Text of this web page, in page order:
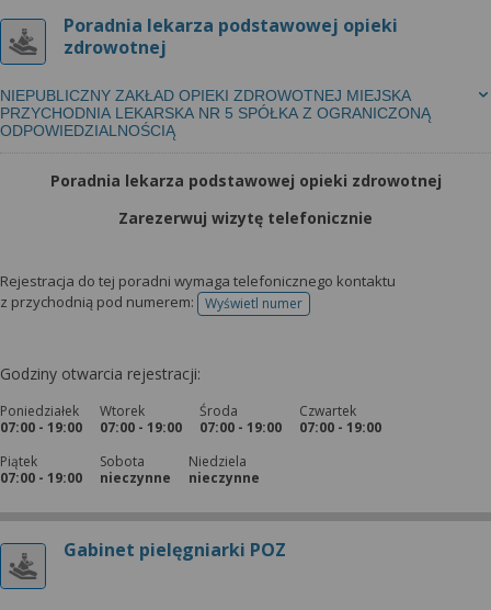
Poradnia lekarza podstawowej opieki
zdrowotnej
NIEPUBLICZNY ZAKŁAD OPIEKI ZDROWOTNEJ MIEJSKA
PRZYCHODNIA LEKARSKA NR 5 SPÓŁKA Z OGRANICZONĄ
ODPOWIEDZIALNOŚCIĄ
Poradnia lekarza podstawowej opieki zdrowotnej
Zarezerwuj wizytę telefonicznie
Rejestracja do tej poradni wymaga telefonicznego kontaktu
z przychodnią pod numerem:
Wyświetl numertelefonu do rejestracji
Godziny otwarcia rejestracji:
Poniedziałek
07:00 - 19:00
Wtorek
07:00 - 19:00
Środa
07:00 - 19:00
Czwartek
07:00 - 19:00
Piątek
07:00 - 19:00
Sobota
nieczynne
Niedziela
nieczynne
Gabinet pielęgniarki POZ